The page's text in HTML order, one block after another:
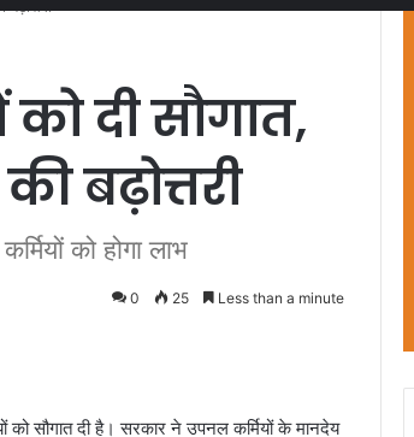
दी सौगात,
बढ़ोत्तरी
को होगा लाभ
0 25 Less than a minute
को सौगात दी है। सरकार ने उपनल कर्मियों के मानदेय